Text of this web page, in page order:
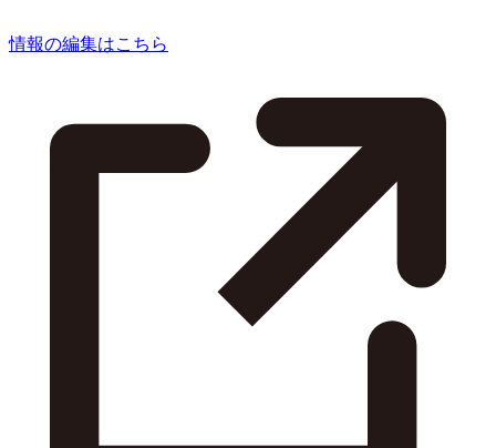
情報の編集はこちら